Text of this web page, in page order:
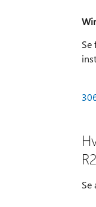
Se
R2
Se